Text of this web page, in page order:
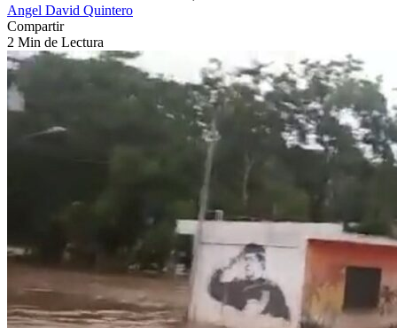
Angel David Quintero
Compartir
2 Min de Lectura